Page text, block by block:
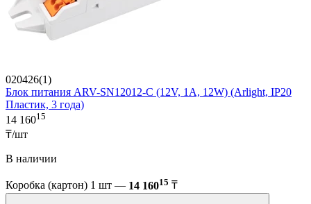
020426(1)
Блок питания ARV-SN12012-C (12V, 1A, 12W) (Arlight, IP20
Пластик, 3 года)
14 16015
₸/шт
В наличии
Коробка (картон) 1 шт — 14 16015 ₸